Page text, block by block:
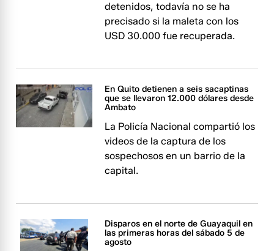
detenidos, todavía no se ha
precisado si la maleta con los
USD 30.000 fue recuperada.
En Quito detienen a seis sacaptinas
que se llevaron 12.000 dólares desde
Ambato
La Policía Nacional compartió los
videos de la captura de los
sospechosos en un barrio de la
capital.
Disparos en el norte de Guayaquil en
las primeras horas del sábado 5 de
agosto